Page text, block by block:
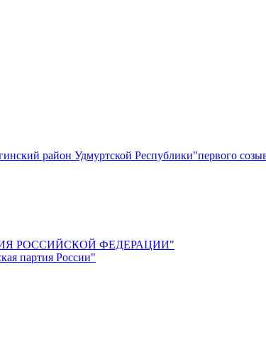
район Удмуртской Республики"первого
РОССИЙСКОЙ ФЕДЕРАЦИИ"
партия России"